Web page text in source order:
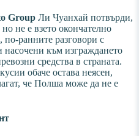
Group Ли Чуанхай потвърди,
не е взето окончателно
ранните разговори с
насочени към изграждането
средства в страната.
обаче остава неясен,
че Полша може да не е